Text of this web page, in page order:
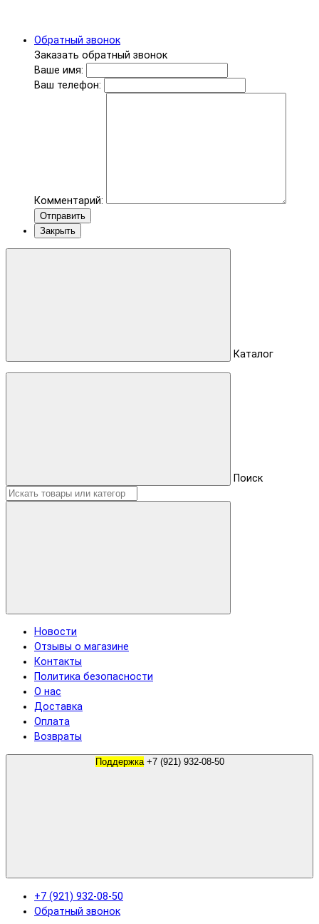
Обратный звонок
Заказать обратный звонок
Ваше имя:
Ваш телефон:
Комментарий:
Отправить
Закрыть
Каталог
Поиск
Новости
Отзывы о магазине
Контакты
Политика безопасности
О нас
Доставка
Оплата
Возвраты
Поддержка +7 (921) 932-08-50
+7 (921) 932-08-50
Обратный звонок